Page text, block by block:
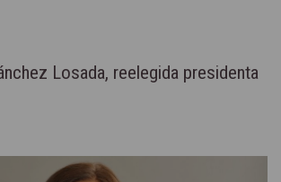
Losada, reelegida presidenta